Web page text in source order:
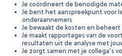
Je coördineert de benodigde
Je bent het aanspreekpunt voor
onderaannemers
Je bewaakt de kosten en
Je maakt rapportages van de
resultaten uit de analyse met
Je zorgt samen met je collega’s